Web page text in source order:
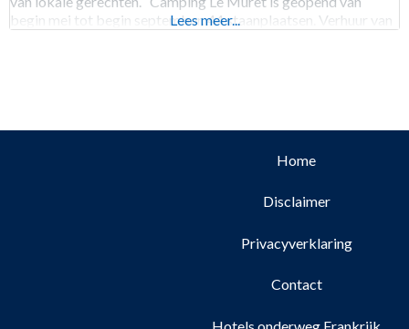
begin mei tot begin september. 44 staanplaatsen. Verhuur van
Lees meer...
Home
Disclaimer
Privacyverklaring
Contact